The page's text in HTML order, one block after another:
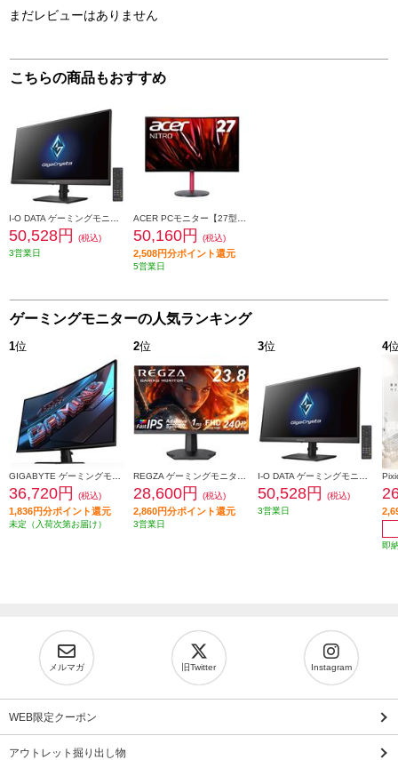
まだレビューはありません
こちらの商品もおすすめ
50,528円
(税込)
3営業日
50,160円 (税込)
2,508円分ポイント還元
5営業日
ゲーミングモニターの人気ランキング
1位
36,720円 (税込)
1,836円分ポイント還元
未定（入荷次第お届け）
2位
28,600円 (税込)
2,860円分ポイント還元
3営業日
3位
50,528円
(税込)
3営業日
4
即
メルマガ 旧Twitter Instagram
WEB限定クーポン
アウトレット掘り出し物